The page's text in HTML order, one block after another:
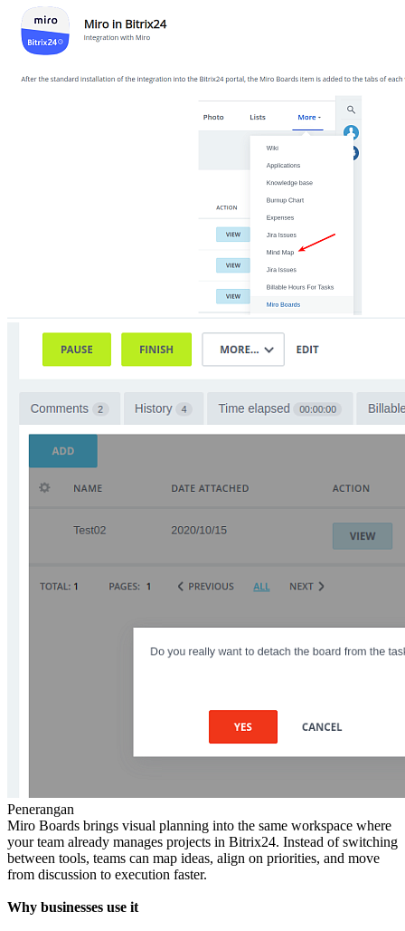
Penerangan
Miro Boards brings visual planning into the same workspace where
your team already manages projects in Bitrix24. Instead of switching
between tools, teams can map ideas, align on priorities, and move
from discussion to execution faster.
Why businesses use it